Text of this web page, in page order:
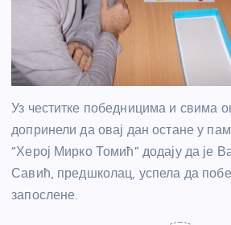
Уз честитке победницима и свима
допринели да овај дан остане у
“Херој Мирко Томић” додају да је
Савић, предшколац, успела да
запослене.